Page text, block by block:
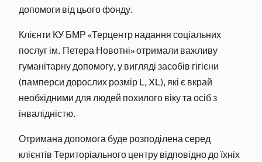
допомоги від цього фонду.
Клієнти КУ БМР «Терцентр надання соціальних
послуг ім. Петера Новотні» отримали важливу
гуманітарну допомогу, у вигляді засобів гігієни
(памперси дорослих розмір L, XL), які є вкрай
необхідними для людей похилого віку та осіб з
інвалідністю.
Отримана допомога буде розподілена серед
клієнтів Територіального центру відповідно до їхніх